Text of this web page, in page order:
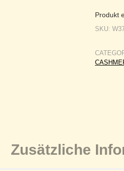
Produkt
SKU:
Zusätzliche